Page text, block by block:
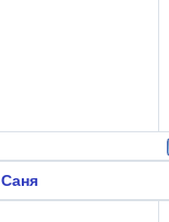
Саня